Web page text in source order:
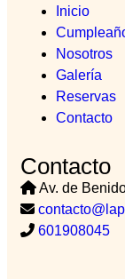
Inicio
Nosotros
Galería
Reservas
Contacto
Contacto
Av. de
601908045